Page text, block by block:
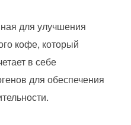
для улучшения
кофе, который
в себе
для обеспечения